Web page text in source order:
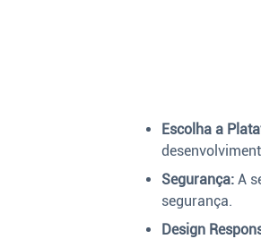
Escolha a
Segurança: A
segurança.
Design